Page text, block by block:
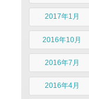
2017年1月
2016年10月
2016年7月
2016年4月